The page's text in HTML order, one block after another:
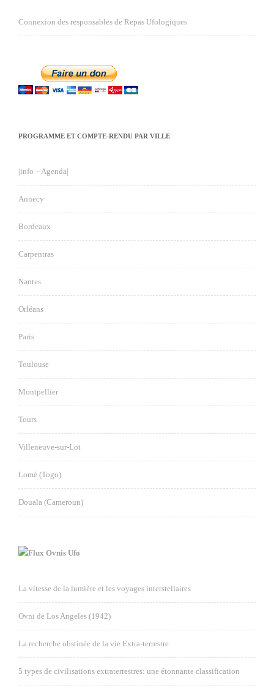
Connexion des responsables de Repas Ufologiques
PROGRAMME ET COMPTE-RENDU PAR VILLE
|info – Agenda|
Annecy
Bordeaux
Carpentras
Nantes
Orléans
Paris
Toulouse
Montpellier
Tours
Villeneuve-sur-Lot
Lomé (Togo)
Douala (Cameroun)
Ovnis Ufo
La vitesse de la lumière et les voyages interstellaires
Ovni de Los Angeles (1942)
La recherche obstinée de la vie Extra-terrestre
5 types de civilisations extraterrestres: une étonnante classification